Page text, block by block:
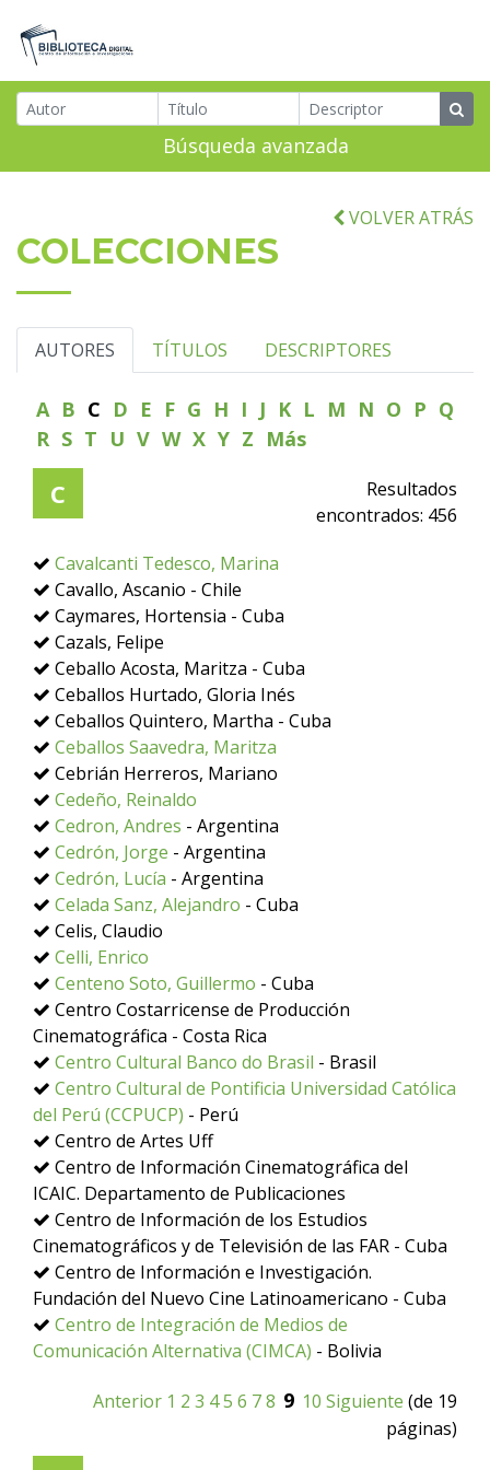
Búsqueda avanzada
VOLVER ATRÁS
COLECCIONES
AUTORES TÍTULOS DESCRIPTORES
A B C D E F G H I J K L M N O P Q
R S T U V W X Y Z Más
C
Resultados
encontrados: 456
Cavalcanti Tedesco, Marina
Cavallo, Ascanio - Chile
Caymares, Hortensia - Cuba
Cazals, Felipe
Ceballo Acosta, Maritza - Cuba
Ceballos Hurtado, Gloria Inés
Ceballos Quintero, Martha - Cuba
Ceballos Saavedra, Maritza
Cebrián Herreros, Mariano
Cedeño, Reinaldo
Cedron, Andres - Argentina
Cedrón, Jorge - Argentina
Cedrón, Lucía - Argentina
Celada Sanz, Alejandro - Cuba
Celis, Claudio
Celli, Enrico
Centeno Soto, Guillermo - Cuba
Centro Costarricense de Producción
Cinematográfica - Costa Rica
Centro Cultural Banco do Brasil - Brasil
Centro Cultural de Pontificia Universidad Católica
del Perú (CCPUCP) - Perú
Centro de Artes Uff
Centro de Información Cinematográfica del
ICAIC. Departamento de Publicaciones
Centro de Información de los Estudios
Cinematográficos y de Televisión de las FAR - Cuba
Centro de Información e Investigación.
Fundación del Nuevo Cine Latinoamericano - Cuba
Centro de Integración de Medios de
Comunicación Alternativa (CIMCA) - Bolivia
Anterior 1 2 3 45 6 78 9 10 Siguiente (de 19
páginas)